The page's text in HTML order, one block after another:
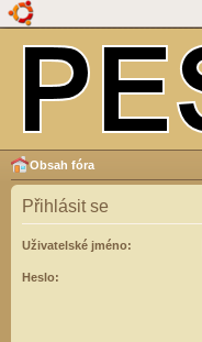
Obsah fóra
Přihlásit se
Uživatelské jméno:
Heslo: